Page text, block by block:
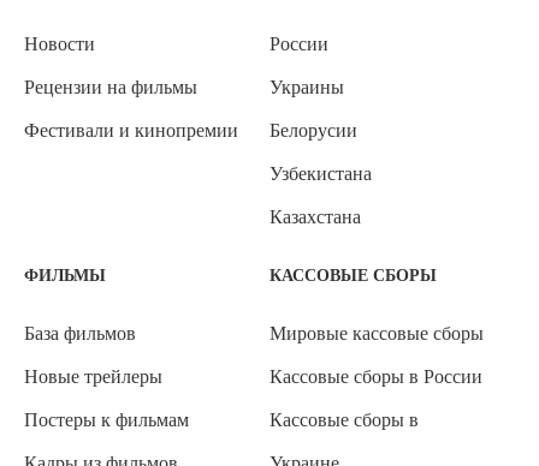
Новости
Рецензии на фильмы
Фестивали и кинопремии
России
Украины
Белорусии
Узбекистана
Казахстана
ФИЛЬМЫ
База фильмов
Новые трейлеры
Постеры к фильмам
КАССОВЫЕ СБОРЫ
Мировые кассовые сборы
Кассовые сборы в России
Кассовые сборы в